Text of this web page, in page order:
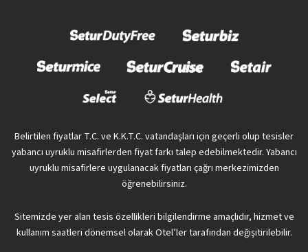
Belirtilen fiyatlar T.C. ve K.K.T.C. vatandaşları için geçerli olup tesisler
yabancı uyruklu misafirlerden fiyat farkı talep edebilmektedir. Yabancı
uyruklu misafirlere uygulanacak fiyatları çağrı merkezimizden
öğrenebilirsiniz.
Sitemizde yer alan tesis özellikleri bilgilendirme amaçlıdır, hizmet ve
kullanım saatleri dönemsel olarak Otel’ler tarafından değişitirilebilir.